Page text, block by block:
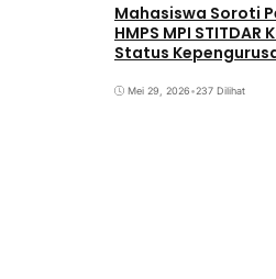
Mahasiswa Soroti
HMPS MPI
Status
Mei 29, 2026•237 Dilihat